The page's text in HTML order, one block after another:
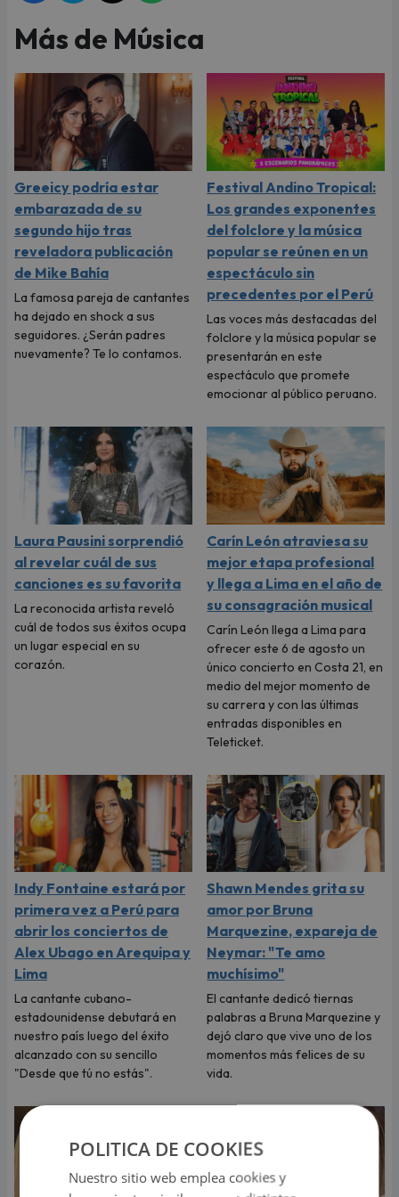
Más de Música
Greeicy podría estar
embarazada de su
segundo hijo tras
reveladora publicación
de Mike Bahía
La famosa pareja de cantantes
ha dejado en shock a sus
seguidores. ¿Serán padres
nuevamente? Te lo contamos.
Festival Andino Tropical:
Los grandes exponentes
del folclore y la música
popular se reúnen en un
espectáculo sin
precedentes por el Perú
Las voces más destacadas del
folclore y la música popular se
presentarán en este
espectáculo que promete
emocionar al público peruano.
Laura Pausini sorprendió
al revelar cuál de sus
canciones es su favorita
La reconocida artista reveló
cuál de todos sus éxitos ocupa
un lugar especial en su
corazón.
Carín León atraviesa su
mejor etapa profesional
y llega a Lima en el año de
su consagración musical
Carín León llega a Lima para
ofrecer este 6 de agosto un
único concierto en Costa 21, en
medio del mejor momento de
su carrera y con las últimas
entradas disponibles en
Teleticket.
Indy Fontaine estará por
primera vez a Perú para
abrir los conciertos de
Alex Ubago en Arequipa y
Lima
La cantante cubano-
estadounidense debutará en
nuestro país luego del éxito
alcanzado con su sencillo
"Desde que tú no estás".
Shawn Mendes grita su
amor por Bruna
Marquezine, expareja de
Neymar: "Te amo
muchísimo"
El cantante dedicó tiernas
palabras a Bruna Marquezine y
dejó claro que vive uno de los
momentos más felices de su
vida.
POLITICA DE COOKIES
Nuestro sitio web emplea cookies y